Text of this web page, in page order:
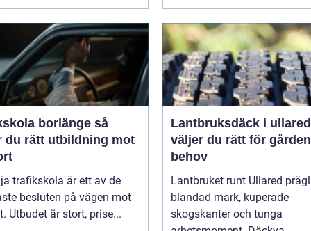
borlänge så
du rätt utbildning mot
trafikskola är ett av de
besluten på vägen mot
Utbudet är stort, prise...
Lantbruksdäck i ullared
väljer du rätt för
behov
Lantbruket runt Ullared
blandad mark, kuperade
skogskanter och tunga